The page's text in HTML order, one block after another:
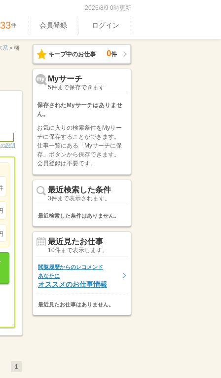
2026/8/9 0時更新
件 会員登録 ログイン
系 > 梱
説明
1
キープ中のお仕事 0件
Myサーチ
5件まで保存できます
保存されたMyサーチはありませ
ん。
お気に入りの検索条件をMyサー
チに保存することができます。
仕事一覧にある「Myサーチに保
存」ボタンから保存できます。
会員登録は不要です。
最近検索した条件
3件まで表示されます。
最近検索した条件はありません。
最近見たお仕事
10件まで表示します。
閲覧履歴からのレコメンド
あなたに
オススメのお仕事情報
最近見たお仕事はありません。